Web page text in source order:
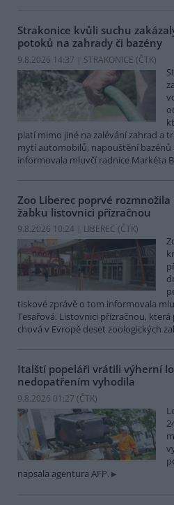
Strakonice kvůli suchu
potoků na zahrady či bazény
9.8.2026 14:37 | STRAKONICE (ČTK)
platí mimo jiné na zalévání zahrad a
mytí automobilů, napouštění bazénů
informovala mluvčí radnice Markéta
Zoo Liberec poprvé
žabku listovnici přízračnou
9.8.2026 10:24 | LIBEREC (ČTK)
tiskové zprávě o tom informovala
Tesařová. Listovnici přízračnou, která
chová v Evropě deset zoologických
Italští popeláři vrátili výherní
nedopatřením vyhodila
9.8.2026 01:27 (ČTK)
napsala agentura AFP.